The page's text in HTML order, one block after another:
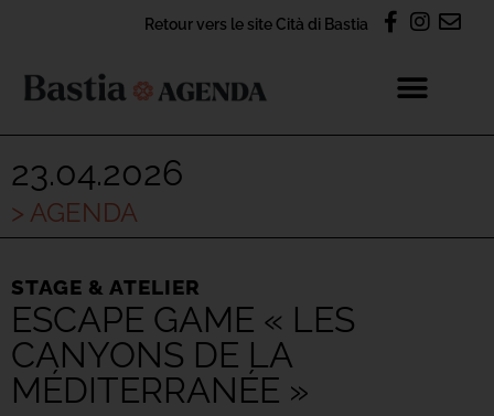
Retour vers le site Cità di Bastia
23.04.2026
> AGENDA
STAGE & ATELIER
ESCAPE GAME « LES
CANYONS DE LA
MÉDITERRANÉE »